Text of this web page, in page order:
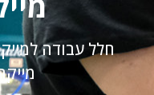
חלל עבודה